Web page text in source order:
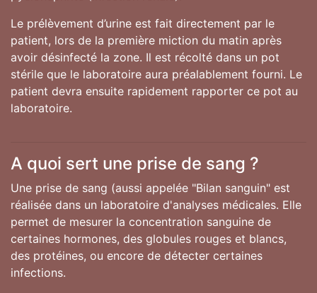
Le prélèvement d’urine est fait directement par le
patient, lors de la première miction du matin après
avoir désinfecté la zone. Il est récolté dans un pot
stérile que le laboratoire aura préalablement fourni. Le
patient devra ensuite rapidement rapporter ce pot au
laboratoire.
A quoi sert une prise de sang ?
Une prise de sang (aussi appelée "Bilan sanguin" est
réalisée dans un laboratoire d'analyses médicales. Elle
permet de mesurer la concentration sanguine de
certaines hormones, des globules rouges et blancs,
des protéines, ou encore de détecter certaines
infections.